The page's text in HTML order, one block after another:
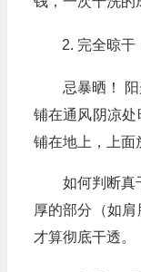
完全晾干
忌暴晒！
铺在通风阴凉
铺在地上，上面
如何判断真
厚的部分（如肩
才算彻底干透。